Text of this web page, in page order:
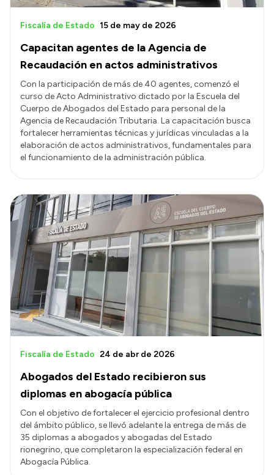
Capacitan agentes de la Agencia de
Recaudación en actos administrativos
Fiscalía de Estado 15 de may de 2026
Con la participación de más de 40 agentes, comenzó el
curso de Acto Administrativo dictado por la Escuela del
Cuerpo de Abogados del Estado para personal de la
Agencia de Recaudación Tributaria. La capacitación busca
fortalecer herramientas técnicas y jurídicas vinculadas a la
elaboración de actos administrativos, fundamentales para
el funcionamiento de la administración pública.
Abogados del Estado recibieron sus
diplomas en abogacía pública
Fiscalía de Estado 24 de abr de 2026
Con el objetivo de fortalecer el ejercicio profesional dentro
del ámbito público, se llevó adelante la entrega de más de
35 diplomas a abogados y abogadas del Estado
rionegrino, que completaron la especialización federal en
Abogacía Pública.